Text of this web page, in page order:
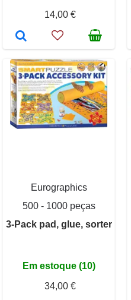
14,00 €
Eurographics
500 - 1000 peças
3-Pack pad, glue, sorter
Em estoque (10)
34,00 €